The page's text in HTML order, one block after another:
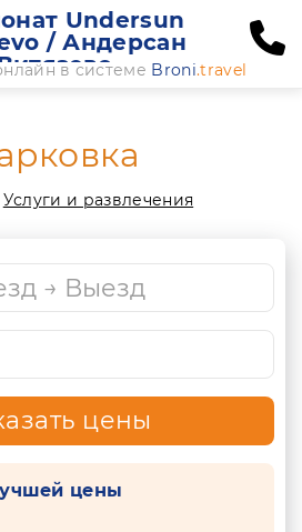
Undersun
/ Андерсан
в системе Broni.travel
Услуги и развлечения
цены
цены